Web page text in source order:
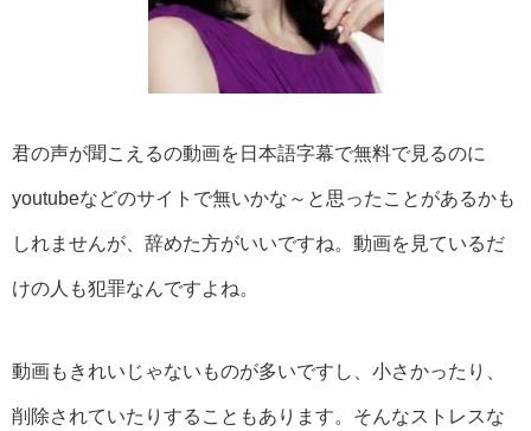
君の声が聞こえるの動画を日本語字幕で無料で見るのに
youtubeなどのサイトで無いかな～と思ったことがあるかも
しれませんが、辞めた方がいいですね。動画を見ているだ
けの人も犯罪なんですよね。
動画もきれいじゃないものが多いですし、小さかったり、
削除されていたりすることもあります。そんなストレスな